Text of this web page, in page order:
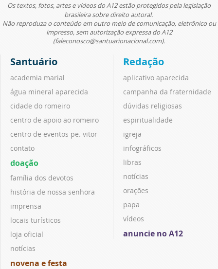
Os textos, fotos, artes e vídeos do A12 estão protegidos pela legislação
brasileira sobre direito autoral.
Não reproduza o conteúdo em outro meio de comunicação, eletrônico ou
impresso, sem autorização expressa do A12
(faleconosco@santuarionacional.com).
Santuário
academia marial
água mineral aparecida
cidade do romeiro
centro de apoio ao romeiro
centro de eventos pe. vitor
contato
doação
família dos devotos
história de nossa senhora
imprensa
locais turísticos
loja oficial
notícias
novena e festa
Redação
aplicativo aparecida
campanha da fraternidade
dúvidas religiosas
espiritualidade
igreja
infográficos
libras
notícias
orações
papa
vídeos
anuncie no A12